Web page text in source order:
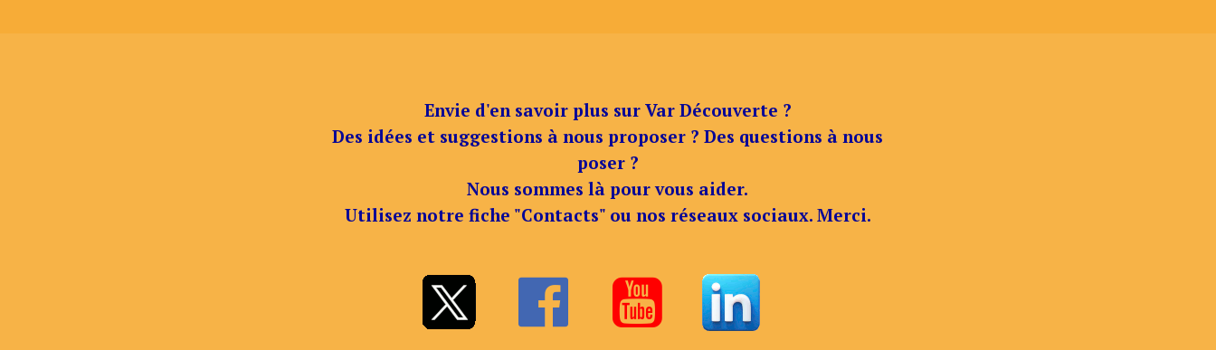
Envie d'en savoir plus sur Var Découverte ?
Des idées et suggestions à nous proposer ? Des questions à nous
poser ?
Nous sommes là pour vous aider.
Utilisez notre fiche "Contacts" ou nos réseaux sociaux. Merci.
 